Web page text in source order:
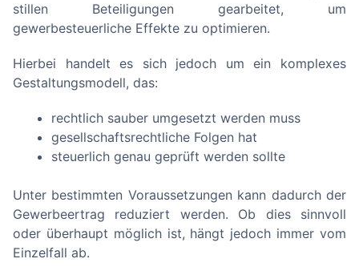
stillen Beteiligungen gearbeitet, um
gewerbesteuerliche Effekte zu optimieren.
Hierbei handelt es sich jedoch um ein komplexes
Gestaltungsmodell, das:
rechtlich sauber umgesetzt werden muss
gesellschaftsrechtliche Folgen hat
steuerlich genau geprüft werden sollte
Unter bestimmten Voraussetzungen kann dadurch der
Gewerbeertrag reduziert werden. Ob dies sinnvoll
oder überhaupt möglich ist, hängt jedoch immer vom
Einzelfall ab.